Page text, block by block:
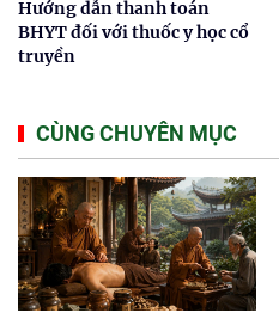
Hướng dẫn thanh toán
BHYT đối với thuốc y học cổ
truyền
CÙNG CHUYÊN MỤC